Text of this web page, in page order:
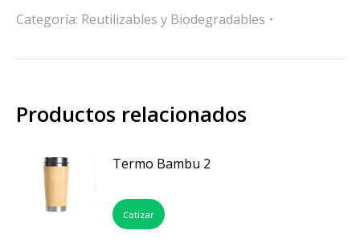
Categoría: Reutilizables y Biodegradables
Productos relacionados
Termo Bambu 2
Cotizar